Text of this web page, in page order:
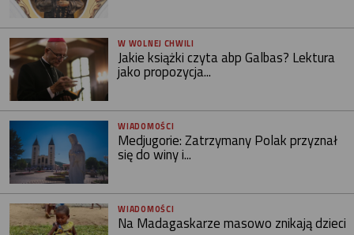
W WOLNEJ CHWILI
Jakie książki czyta abp Galbas? Lektura
jako propozycja...
WIADOMOŚCI
Medjugorie: Zatrzymany Polak przyznał
się do winy i...
WIADOMOŚCI
Na Madagaskarze masowo znikają dzieci